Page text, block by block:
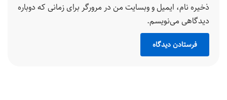
ذخیره نام، ایمیل و وبسایت من در مرورگر برای زمانی که دوباره
دیدگاهی می‌نویسم.